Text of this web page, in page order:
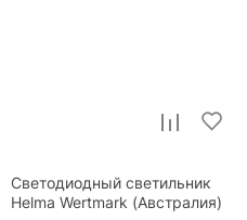
Светодиодный светильник
Helma Wertmark (Австралия)